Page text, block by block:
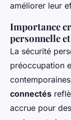
améliorer leur
Importance
personnelle
La sécurité
préoccupation
connectés
accrue pour